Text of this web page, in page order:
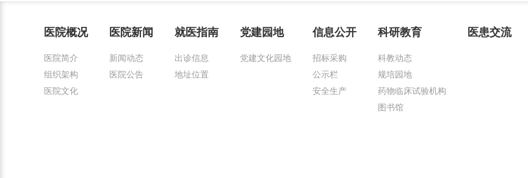
医院概况
医院简介
组织架构
医院文化
医院新闻
新闻动态
医院公告
就医指南
出诊信息
地址位置
党建园地
党建文化园地
信息公开
招标采购
公示栏
安全生产
科研教育
科教动态
规培园地
药物临床试验机构
图书馆
医患交流